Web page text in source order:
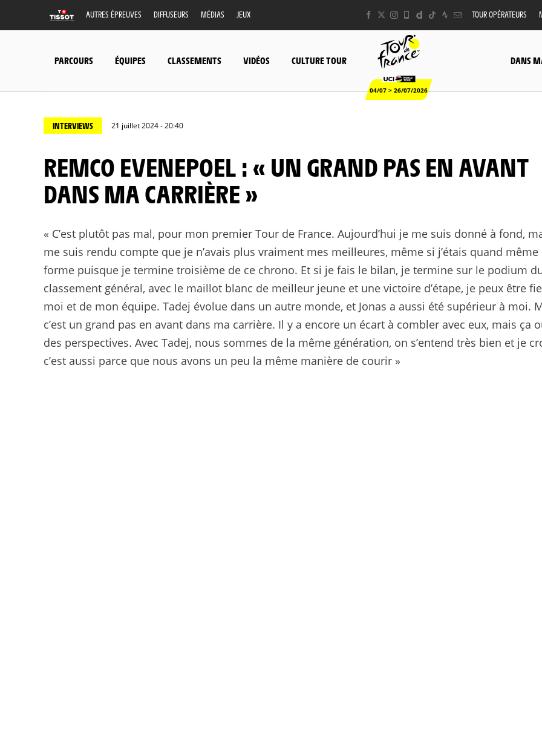
AUTRES ÉPREUVES DIFFUSEURS MÉDIAS JEUX TOUR OPÉRATEURS
PARCOURS ÉQUIPES CLASSEMENTS VIDÉOS CULTURE TOUR
04/07 > 26/07/2026
DANS
INTERVIEWS 21 juillet 2024 - 20:40
REMCO EVENEPOEL : « UN GRAND PAS EN AVANT
DANS MA CARRIÈRE »
« C’est plutôt pas mal, pour mon premier Tour de France. Aujourd’hui je me suis donné à fond,
me suis rendu compte que je n’avais plus vraiment mes meilleures, même si j’étais quand même
forme puisque je termine troisième de ce chrono. Et si je fais le bilan, je termine sur le podium
classement général, avec le maillot blanc de meilleur jeune et une victoire d’étape, je peux être
moi et de mon équipe. Tadej évolue dans un autre monde, et Jonas a aussi été supérieur à moi.
c’est un grand pas en avant dans ma carrière. Il y a encore un écart à combler avec eux, mais ça
des perspectives. Avec Tadej, nous sommes de la même génération, on s’entend très bien et je
c’est aussi parce que nous avons un peu la même manière de courir »